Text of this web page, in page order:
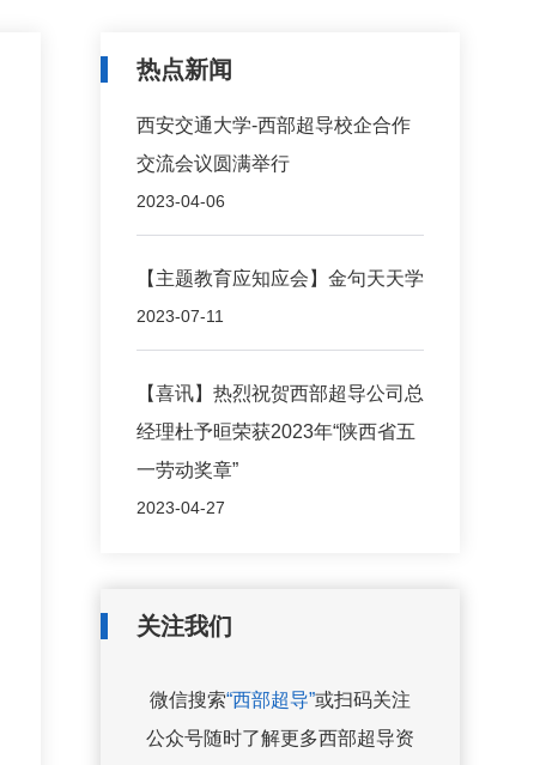
热点新闻
西安交通大学-西部超导校企合作
交流会议圆满举行
2023-04-06
​【主题教育应知应会】金句天天学
2023-07-11
【喜讯】热烈祝贺西部超导公司总
经理杜予晅荣获2023年“陕西省五
一劳动奖章”
2023-04-27
关注我们
微信搜索“西部超导”或扫码关注
公众号随时了解更多西部超导资